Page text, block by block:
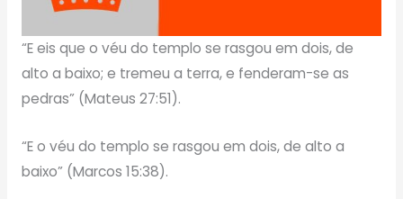
“E eis que o véu do templo se rasgou em dois, de
alto a baixo; e tremeu a terra, e fenderam-se as
pedras” (Mateus 27:51).
“E o véu do templo se rasgou em dois, de alto a
baixo” (Marcos 15:38).